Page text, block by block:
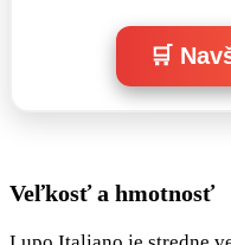
🛒
Veľkosť a hmotnosť